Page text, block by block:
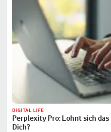
DIGITAL LIFE
Perplexity Pro: Lohnt sich
Dich?